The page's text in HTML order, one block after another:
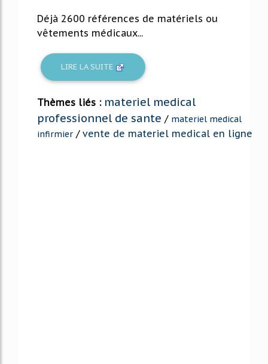
Déjà 2600 références de matériels ou
vêtements médicaux...
LIRE LA SUITE
Thèmes liés : materiel medical
professionnel de sante / materiel medical
infirmier / vente de materiel medical en ligne